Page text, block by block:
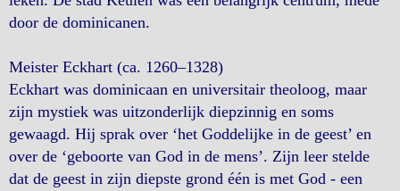
door de dominicanen.
Meister Eckhart (ca. 1260–1328)
Eckhart was dominicaan en universitair theoloog, maar
zijn mystiek was uitzonderlijk diepzinnig en soms
gewaagd. Hij sprak over ‘het Goddelijke in de geest’ en
over de ‘geboorte van God in de mens’. Zijn leer stelde
dat de geest in zijn diepste grond één is met God - een